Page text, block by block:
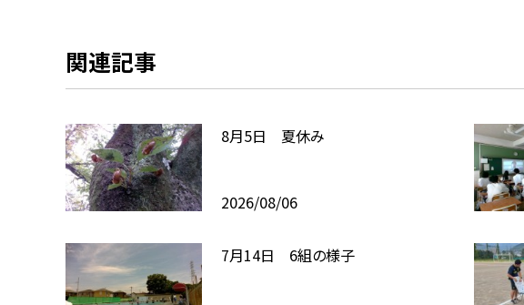
関連記事
8月5日 夏休み
2026/08/06
7月14日 6組の様子